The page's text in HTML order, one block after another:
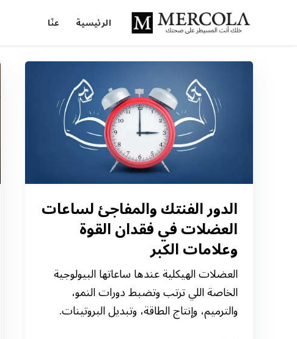
الرئيسية عنّا
الدور الفنتك والمفاجئ لساعات
العضلات في فقدان القوة
وعلامات الكبر
العضلات الهيكلية عندها ساعاتها البيولوجية
الخاصة اللي ترتب وتضبط دورات النمو،
والترميم، وإنتاج الطاقة، وتبديل البروتينات.